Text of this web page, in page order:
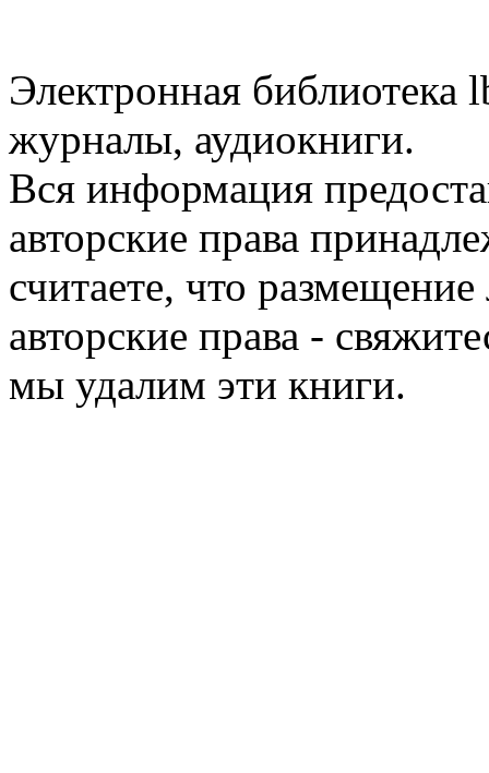
Электронная библиотека
журналы, аудиокниги.
Вся информация
авторские права
считаете, что
авторские права -
мы удалим эти книги.